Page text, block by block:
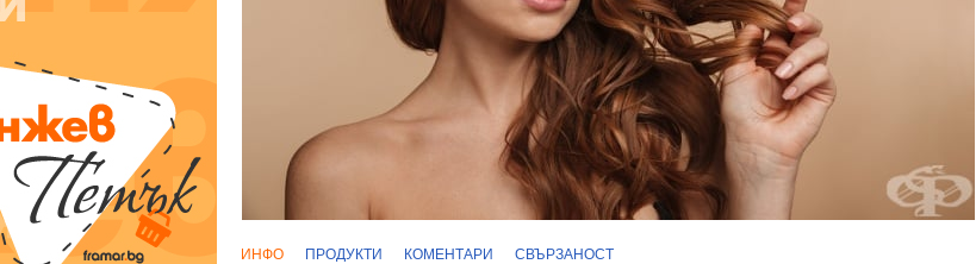
ИНФО ПРОДУКТИ КОМЕНТАРИ СВЪРЗАНОСТ